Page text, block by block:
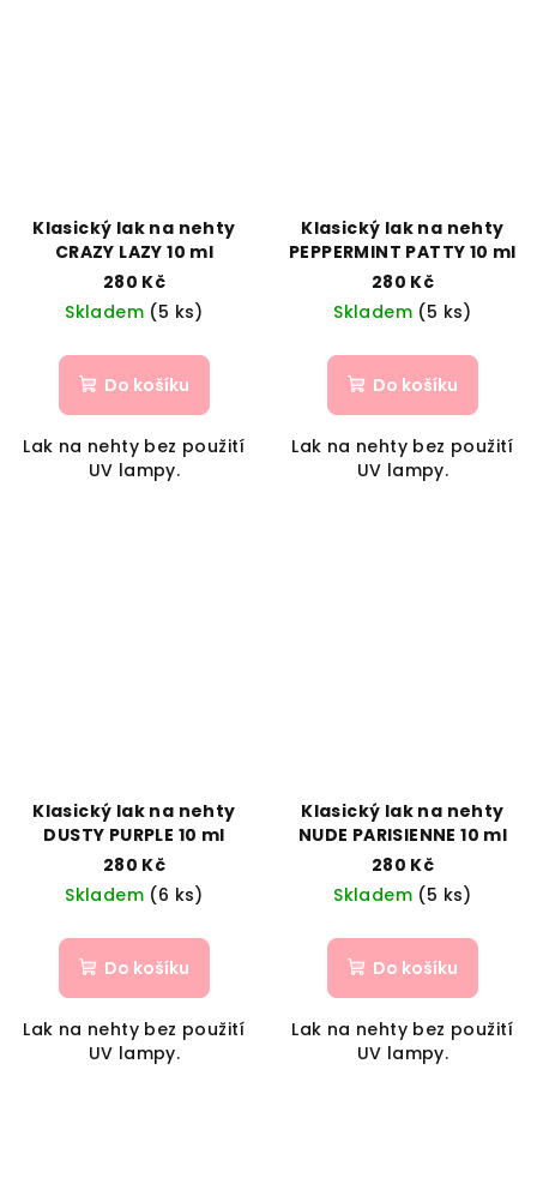
Klasický lak na nehty
CRAZY LAZY 10 ml
280 Kč
Skladem (5 ks)
Do košíku
Lak na nehty bez použití
UV lampy.
Klasický lak na nehty
PEPPERMINT PATTY 10 ml
280 Kč
Skladem (5 ks)
Do košíku
Lak na nehty bez použití
UV lampy.
Klasický lak na nehty
DUSTY PURPLE 10 ml
280 Kč
Skladem (6 ks)
Do košíku
Lak na nehty bez použití
UV lampy.
Klasický lak na nehty
NUDE PARISIENNE 10 ml
280 Kč
Skladem (5 ks)
Do košíku
Lak na nehty bez použití
UV lampy.